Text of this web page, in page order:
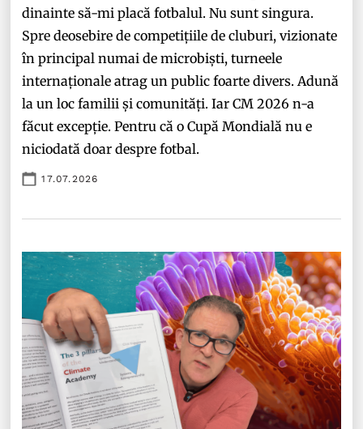
dinainte să-mi placă fotbalul. Nu sunt singura.
Spre deosebire de competițiile de cluburi, vizionate
în principal numai de microbiști, turneele
internaționale atrag un public foarte divers. Adună
la un loc familii și comunități. Iar CM 2026 n-a
făcut excepție. Pentru că o Cupă Mondială nu e
niciodată doar despre fotbal.
17.07.2026